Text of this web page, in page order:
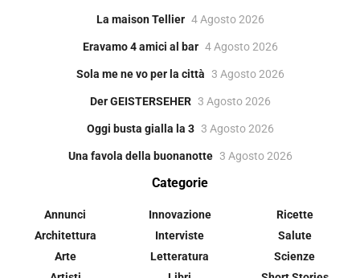
La maison Tellier 4 Agosto 2026
Eravamo 4 amici al bar 4 Agosto 2026
Sola me ne vo per la città 3 Agosto 2026
Der GEISTERSEHER 3 Agosto 2026
Oggi busta gialla la 3 3 Agosto 2026
Una favola della buonanotte 3 Agosto 2026
Categorie
Annunci
Architettura
Arte
Innovazione
Interviste
Letteratura
Ricette
Salute
Scienze